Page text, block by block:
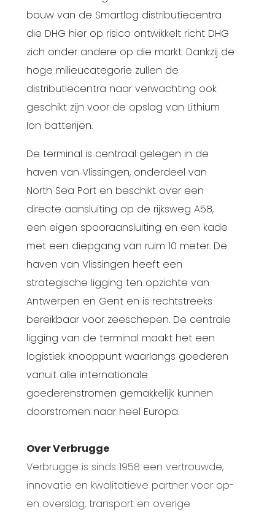
bouw van de Smartlog distributiecentra
die DHG hier op risico ontwikkelt richt DHG
zich onder andere op die markt. Dankzij de
hoge milieucategorie zullen de
distributiecentra naar verwachting ook
geschikt zijn voor de opslag van Lithium
Ion batterijen.
De terminal is centraal gelegen in de
haven van Vlissingen, onderdeel van
North Sea Port en beschikt over een
directe aansluiting op de rijksweg A58,
een eigen spooraansluiting en een kade
met een diepgang van ruim 10 meter. De
haven van Vlissingen heeft een
strategische ligging ten opzichte van
Antwerpen en Gent en is rechtstreeks
bereikbaar voor zeeschepen. De centrale
ligging van de terminal maakt het een
logistiek knooppunt waarlangs goederen
vanuit alle internationale
goederenstromen gemakkelijk kunnen
doorstromen naar heel Europa.
Over Verbrugge
Verbrugge is sinds 1958 een vertrouwde,
innovatie en kwalitatieve partner voor op-
en overslag, transport en overige